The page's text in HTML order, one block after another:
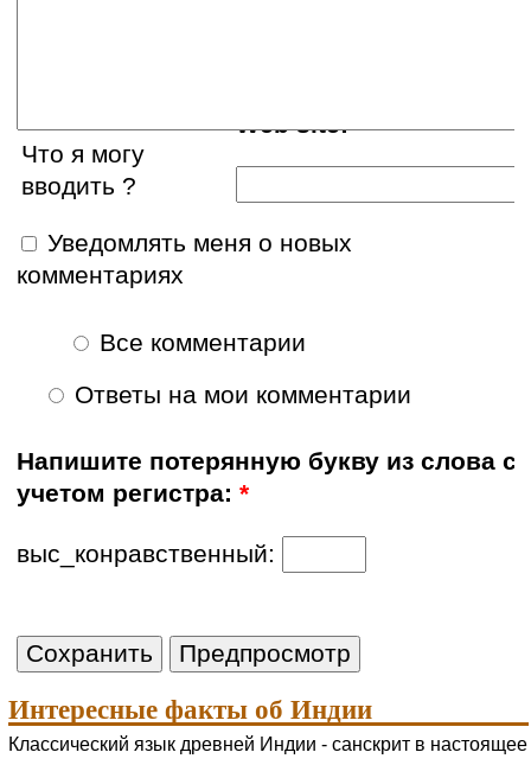
Web site:
Что я могу
вводить ?
Уведомлять меня о новых
комментариях
Все комментарии
Ответы на мои комментарии
Напишите потерянную букву из слова с
учетом регистра:*
выс_конравственный:
Интересные факты об Индии
Классический язык древней Индии - санскрит в настоящее